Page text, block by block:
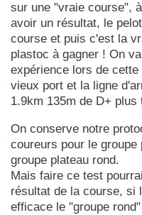
sur une "vraie course",
avoir un résultat, le
course et puis c'est la
plastoc à gagner ! On
expérience lors de
vieux port et la ligne
1.9km 135m de D+ plus
On conserve notre
coureurs pour le
groupe plateau rond.
Mais faire ce test
résultat de la course, si
efficace le "groupe